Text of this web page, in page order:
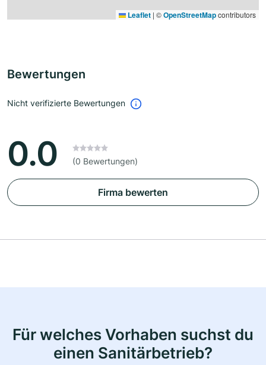
Leaflet | ©OpenStreetMapcontributors
Bewertungen
Nicht verifizierte Bewertungen
0.0 (0 Bewertungen)
Firma bewerten
Für welches Vorhaben suchst du
einen Sanitärbetrieb?